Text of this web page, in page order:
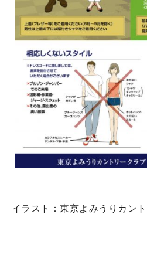
イラスト：東京よみうりカン